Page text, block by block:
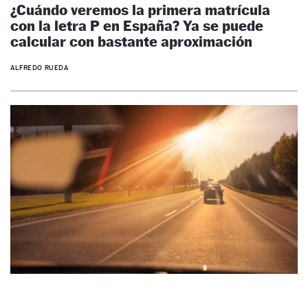
¿Cuándo veremos la primera matrícula
con la letra P en España? Ya se puede
calcular con bastante aproximación
ALFREDO RUEDA